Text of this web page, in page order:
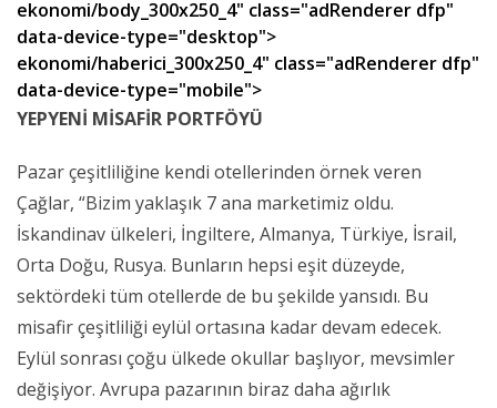
ekonomi/body_300x250_4" class="adRenderer dfp"
data-device-type="desktop">
ekonomi/haberici_300x250_4" class="adRenderer dfp"
data-device-type="mobile">
YEPYENİ MİSAFİR PORTFÖYÜ
Pazar çeşitliliğine kendi otellerinden örnek veren
Çağlar, “Bizim yaklaşık 7 ana marketimiz oldu.
İskandinav ülkeleri, İngiltere, Almanya, Türkiye, İsrail,
Orta Doğu, Rusya. Bunların hepsi eşit düzeyde,
sektördeki tüm otellerde de bu şekilde yansıdı. Bu
misafir çeşitliliği eylül ortasına kadar devam edecek.
Eylül sonrası çoğu ülkede okullar başlıyor, mevsimler
değişiyor. Avrupa pazarının biraz daha ağırlık